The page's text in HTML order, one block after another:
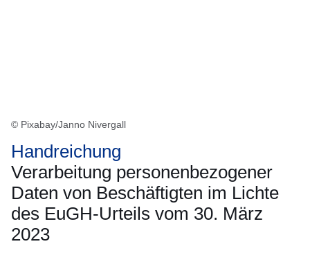
© Pixabay/Janno Nivergall
Handreichung
Verarbeitung personenbezogener
Daten von Beschäftigten im Lichte
des EuGH-Urteils vom 30. März
2023